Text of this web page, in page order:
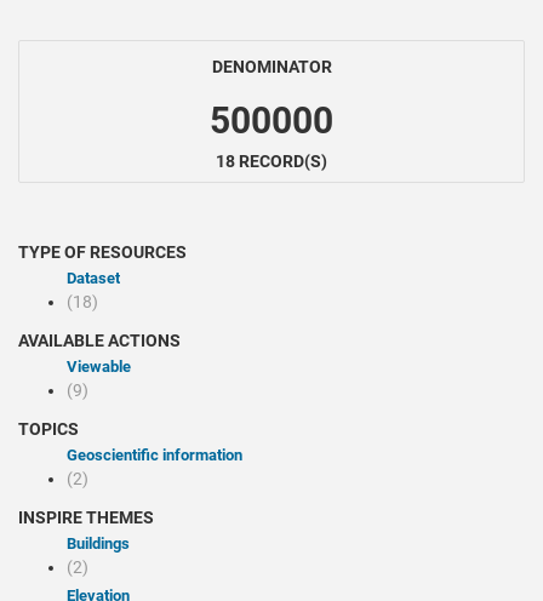
DENOMINATOR
500000
18 RECORD(S)
TYPE OF RESOURCES
Dataset
(18)
AVAILABLE ACTIONS
Viewable
(9)
TOPICS
Geoscientific information
(2)
INSPIRE THEMES
Buildings
(2)
Elevation